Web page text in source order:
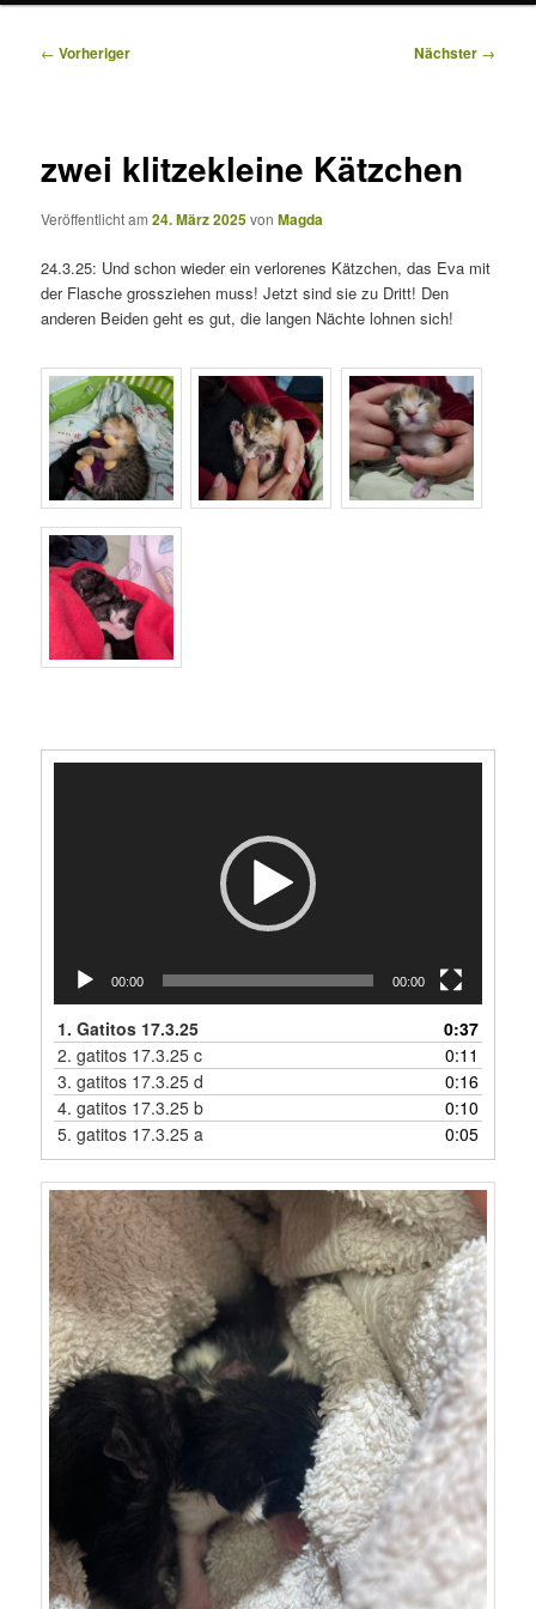
Beitragsnavigation
← Vorheriger Nächster →
zwei klitzekleine Kätzchen
Veröffentlicht am24. März 2025vonMagda
24.3.25: Und schon wieder ein verlorenes Kätzchen, das Eva mit
der Flasche grossziehen muss! Jetzt sind sie zu Dritt! Den
anderen Beiden geht es gut, die langen Nächte lohnen sich!
00:00 00:00
1.Gatitos 17.3.25
0:37
2.gatitos 17.3.25 c
0:11
3.gatitos 17.3.25 d
0:16
4.gatitos 17.3.25 b
0:10
5.gatitos 17.3.25 a 0:05